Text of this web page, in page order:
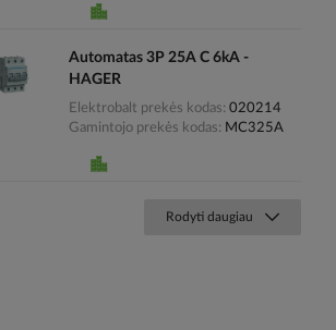
Automatas 3P 25A C 6kA -
HAGER
Elektrobalt prekės kodas 020214
Gamintojo prekės kodas
MC325A
Rodyti daugiau